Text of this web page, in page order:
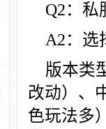
Q2：私
A2：选
版本类
改动）、
色玩法多